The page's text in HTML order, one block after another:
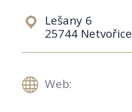
Lešany 6
25744 Netvořice
Web: